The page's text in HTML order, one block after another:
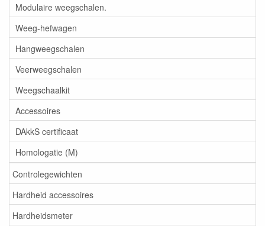
Modulaire weegschalen.
Weeg-hefwagen
Hangweegschalen
Veerweegschalen
Weegschaalkit
Accessoires
DAkkS certificaat
Homologatie (M)
Controlegewichten
Hardheid accessoires
Hardheidsmeter